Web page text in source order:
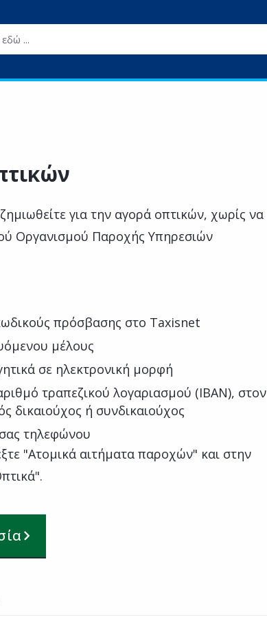
...
για την αγορά οπτικών, χωρίς να
Οργανισμού Παροχής Υπηρεσιών
πρόσβασης στο Taxisnet
μέλους
σε ηλεκτρονική μορφή
τραπεζικού λογαριασμού (IBAN), στον
δικαιούχος ή συνδικαιούχος
τηλεφώνου
"Ατομικά αιτήματα παροχών" και στην